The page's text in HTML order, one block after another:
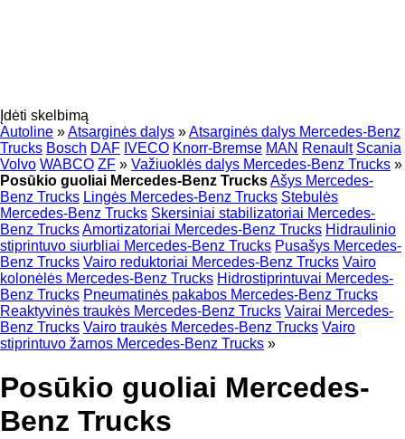
Įdėti skelbimą
Autoline »Atsarginės dalys »Atsarginės dalys Mercedes-Benz
Trucks Bosch DAF IVECO Knorr-Bremse MAN Renault Scania
Volvo WABCO ZF » Važiuoklės dalys Mercedes-Benz Trucks »
Posūkio guoliai Mercedes-Benz TrucksAšys Mercedes-
Benz Trucks Lingės Mercedes-Benz Trucks Stebulės
Mercedes-Benz Trucks Skersiniai stabilizatoriai Mercedes-
Benz TrucksAmortizatoriai Mercedes-Benz Trucks Hidraulinio
stiprintuvo siurbliai Mercedes-Benz Trucks Pusašys Mercedes-
Benz Trucks Vairo reduktoriai Mercedes-Benz Trucks Vairo
kolonėlės Mercedes-Benz Trucks Hidrostiprintuvai Mercedes-
Benz Trucks Pneumatinės pakabos Mercedes-Benz Trucks
Reaktyvinės traukės Mercedes-Benz Trucks Vairai Mercedes-
Benz Trucks Vairo traukės Mercedes-Benz Trucks Vairo
stiprintuvo žarnos Mercedes-Benz Trucks »
Posūkio guoliai Mercedes-
Benz Trucks